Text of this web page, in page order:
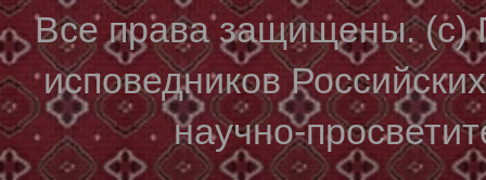
Все права защищены. (с)
исповедников
научно-